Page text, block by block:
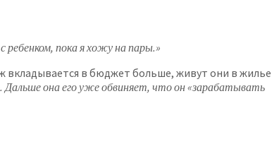
пока я хожу на пары.»
вкладывается в бюджет больше, живут они в жилье
Дальше она его уже обвиняет, что он «зарабатывать